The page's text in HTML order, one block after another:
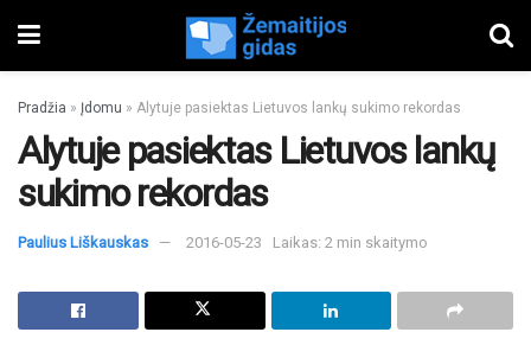
Pradžia » Įdomu » Alytuje pasiektas Lietuvos lankų sukimo rekordas
Alytuje pasiektas Lietuvos lankų
sukimo rekordas
Paulius Liškauskas 2016-05-23 Laikas: 2 min skaitymo